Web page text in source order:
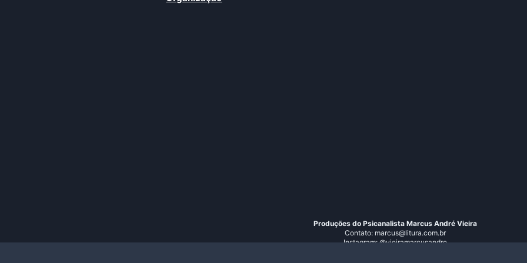
Produções do Psicanalista Marcus André Vieira
Contato: marcus@litura.com.br
Instagram: @vieiramarcusandre